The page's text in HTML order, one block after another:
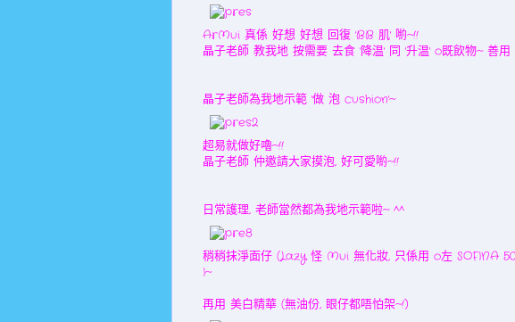
ArMui 真係 好想 好想 回復 'BB 肌' 喲~!!
晶子老師 教我地 按需要 去食 '降温' 同 '升温' o既飲物~ 善
晶子老師為我地示範 '做 泡 cushion'~
超易就做好嚕~!!
晶子老師 仲邀請大家摸泡, 好可愛喲~!!
日常護理, 老師當然都為我地示範啦~ ^^
稍稍抹淨面仔 (Lazy 怪 Mui 無化妝, 只係用 o左 SOFINA
I~
再用 美白精華 (無油份, 眼仔都唔怕架~!)